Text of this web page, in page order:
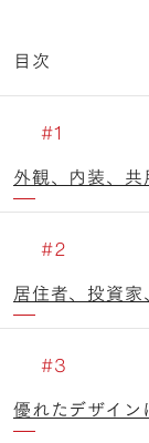
目次
優れたデザイン